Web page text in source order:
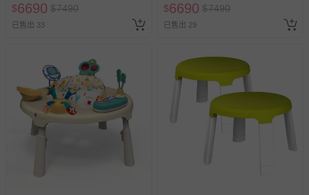
亦保留出貨與否的權利。離島、偏遠地區、樓層親送等加價
費用，可能會另需加收。
商品實際的配達日期，可於訂單個人資料內的查詢訂單內，
已出貨通知之訊息為主。
如您收到商品，請依正常流程檢查是否完好，若商品遇瑕疵
情形，您可申請更換新品或退貨，請見：
若您對於會員帳號、商品訂購與資訊、購物流程、付款方
$6690 $7490
已售出 33
$6690 $7490
已售出 29